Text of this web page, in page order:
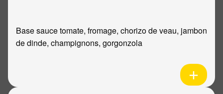
Base sauce tomate, fromage, chorizo de veau, jambon
de dinde, champignons, gorgonzola